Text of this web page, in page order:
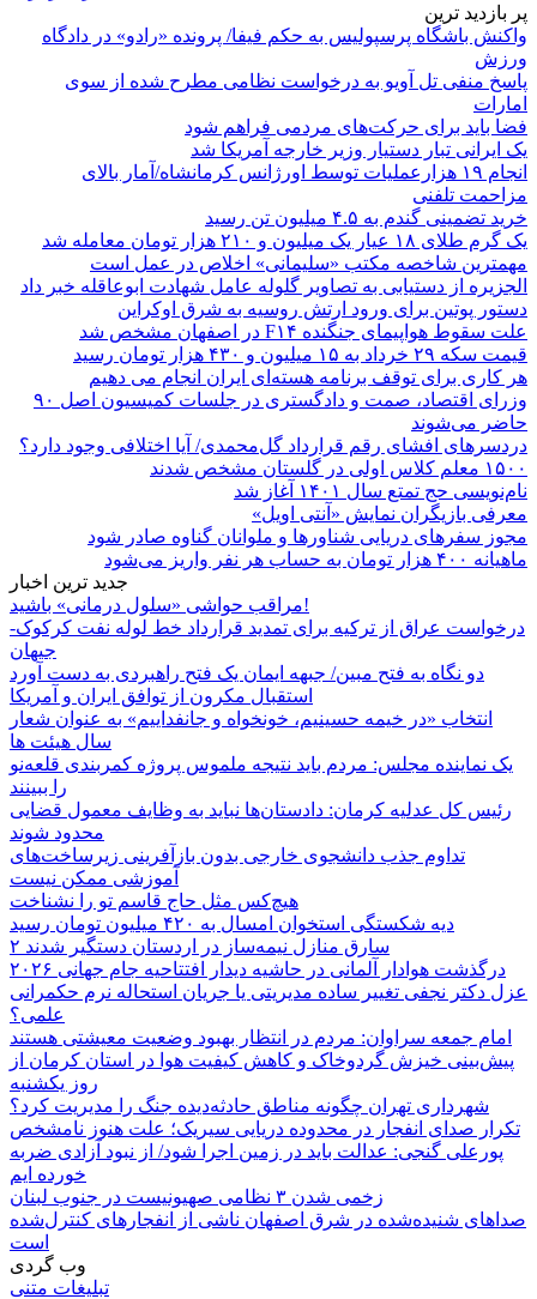
پر بازدید ترین
واکنش باشگاه پرسپولیس به حکم فیفا/ پرونده «رادو» در دادگاه
ورزش
پاسخ منفی تل آویو به درخواست نظامی مطرح شده از سوی
امارات
فضا باید برای حرکت‌های مردمی فراهم شود
یک ایرانی تبار دستیار وزیر خارجه آمریکا شد
انجام ۱۹ هزارعملیات توسط اورژانس کرمانشاه/آمار بالای
مزاحمت تلفنی
خرید تضمینی گندم به ۴.۵ میلیون تن رسید
یک گرم طلای ۱۸ عیار یک میلیون و ۲۱۰ هزار تومان معامله شد
مهمترین شاخصه مکتب «سلیمانی» اخلاص در عمل است
الجزیره از دستیابی به تصاویر گلوله عامل شهادت ابوعاقله خبر داد
دستور پوتین برای ورود ارتش روسیه به شرق اوکراین
علت سقوط هواپیمای جنگنده F۱۴ در اصفهان مشخص شد
قیمت سکه ۲۹ خرداد به ۱۵ میلیون و ۴۳۰ هزار تومان رسید
هر کاری برای توقف برنامه هسته‌ای ایران انجام می دهیم
وزرای اقتصاد، صمت و دادگستری در جلسات کمیسیون اصل ۹۰
حاضر می‌شوند
دردسرهای افشای رقم قرارداد گل‌محمدی/ آیا اختلافی وجود دارد؟
۱۵۰۰ معلم کلاس اولی در گلستان مشخص شدند
نام‌نویسی حج تمتع سال ۱۴۰۱ آغاز شد
معرفی بازیگران نمایش «آنتی اویل»
مجوز سفرهای دریایی شناورها و ملوانان گناوه صادر شود
ماهیانه ۴۰۰ هزار تومان به حساب هر نفر واریز می‌شود
جدید ترین اخبار
مراقب حواشی «سلول درمانی» باشید!
درخواست عراق از ترکیه برای تمدید قرارداد خط لوله نفت کرکوک-
جیهان
دو نگاه به فتح مبین/ جبهه ایمان یک فتح راهبردی به دست آورد
استقبال مکرون از توافق ایران و آمریکا
انتخاب «در خیمه حسینیم، خونخواه و جانفداییم» به عنوان شعار
سال هیئت ها
یک نماینده مجلس: مردم باید نتیجه ملموس پروژه کمربندی قلعه‌نو
را ببینند
رئیس کل عدلیه کرمان: دادستان‌ها نباید به وظایف معمول قضایی
محدود شوند
تداوم جذب دانشجوی خارجی بدون بازآفرینی زیرساخت‌های
آموزشی ممکن نیست
هیچ‌کس مثل حاج قاسم تو را نشناخت
دیه شکستگی استخوان امسال به ۴۲۰ میلیون تومان رسید
۲ سارق منازل نیمه‌ساز در اردستان دستگیر شدند
درگذشت هوادار آلمانی در حاشیه دیدار افتتاحیه جام جهانی ۲۰۲۶
عزل دکتر نجفی تغییر ساده مدیریتی یا جریان استحاله نرم حکمرانی
علمی؟
امام جمعه سراوان: مردم در انتظار بهبود وضعیت معیشتی هستند
پیش‌بینی خیزش گردوخاک و کاهش کیفیت هوا در استان کرمان از
روز یکشنبه
شهرداری تهران چگونه مناطق حادثه‌دیده جنگ را مدیریت کرد؟
تکرار صدای انفجار در محدوده دریایی سیریک؛ علت هنوز نامشخص
پورعلی گنجی: عدالت باید در زمین اجرا شود/ از نبود آزادی ضربه
خورده ایم
زخمی شدن ۳ نظامی صهیونیست در جنوب لبنان
صداهای شنیده‌شده در شرق اصفهان ناشی از انفجارهای کنترل‌شده
است
وب گردی
تبلیغات متنی